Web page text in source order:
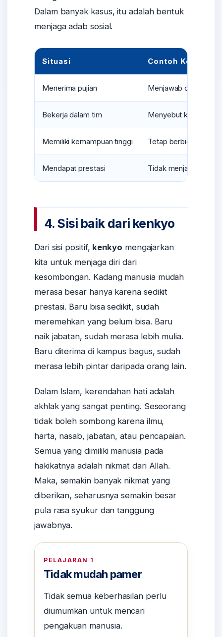
Dalam banyak kasus, itu adalah bentuk
menjaga adab sosial.
Situasi Contoh Kenkyo
Menerima pujian Menjawab dengan
Bekerja dalam tim Menyebut kontribusi
Memiliki kemampuan tinggi Tetap berbicara
Mendapat prestasi Tidak menjadikan
4. Sisi baik dari kenkyo
Dari sisi positif, kenkyo mengajarkan
kita untuk menjaga diri dari
kesombongan. Kadang manusia mudah
merasa besar hanya karena sedikit
prestasi. Baru bisa sedikit, sudah
meremehkan yang belum bisa. Baru
naik jabatan, sudah merasa lebih mulia.
Baru diterima di kampus bagus, sudah
merasa lebih pintar daripada orang lain.
Dalam Islam, kerendahan hati adalah
akhlak yang sangat penting. Seseorang
tidak boleh sombong karena ilmu,
harta, nasab, jabatan, atau pencapaian.
Semua yang dimiliki manusia pada
hakikatnya adalah nikmat dari Allah.
Maka, semakin banyak nikmat yang
diberikan, seharusnya semakin besar
pula rasa syukur dan tanggung
jawabnya.
PELAJARAN 1
Tidak mudah pamer
Tidak semua keberhasilan perlu
diumumkan untuk mencari
pengakuan manusia.